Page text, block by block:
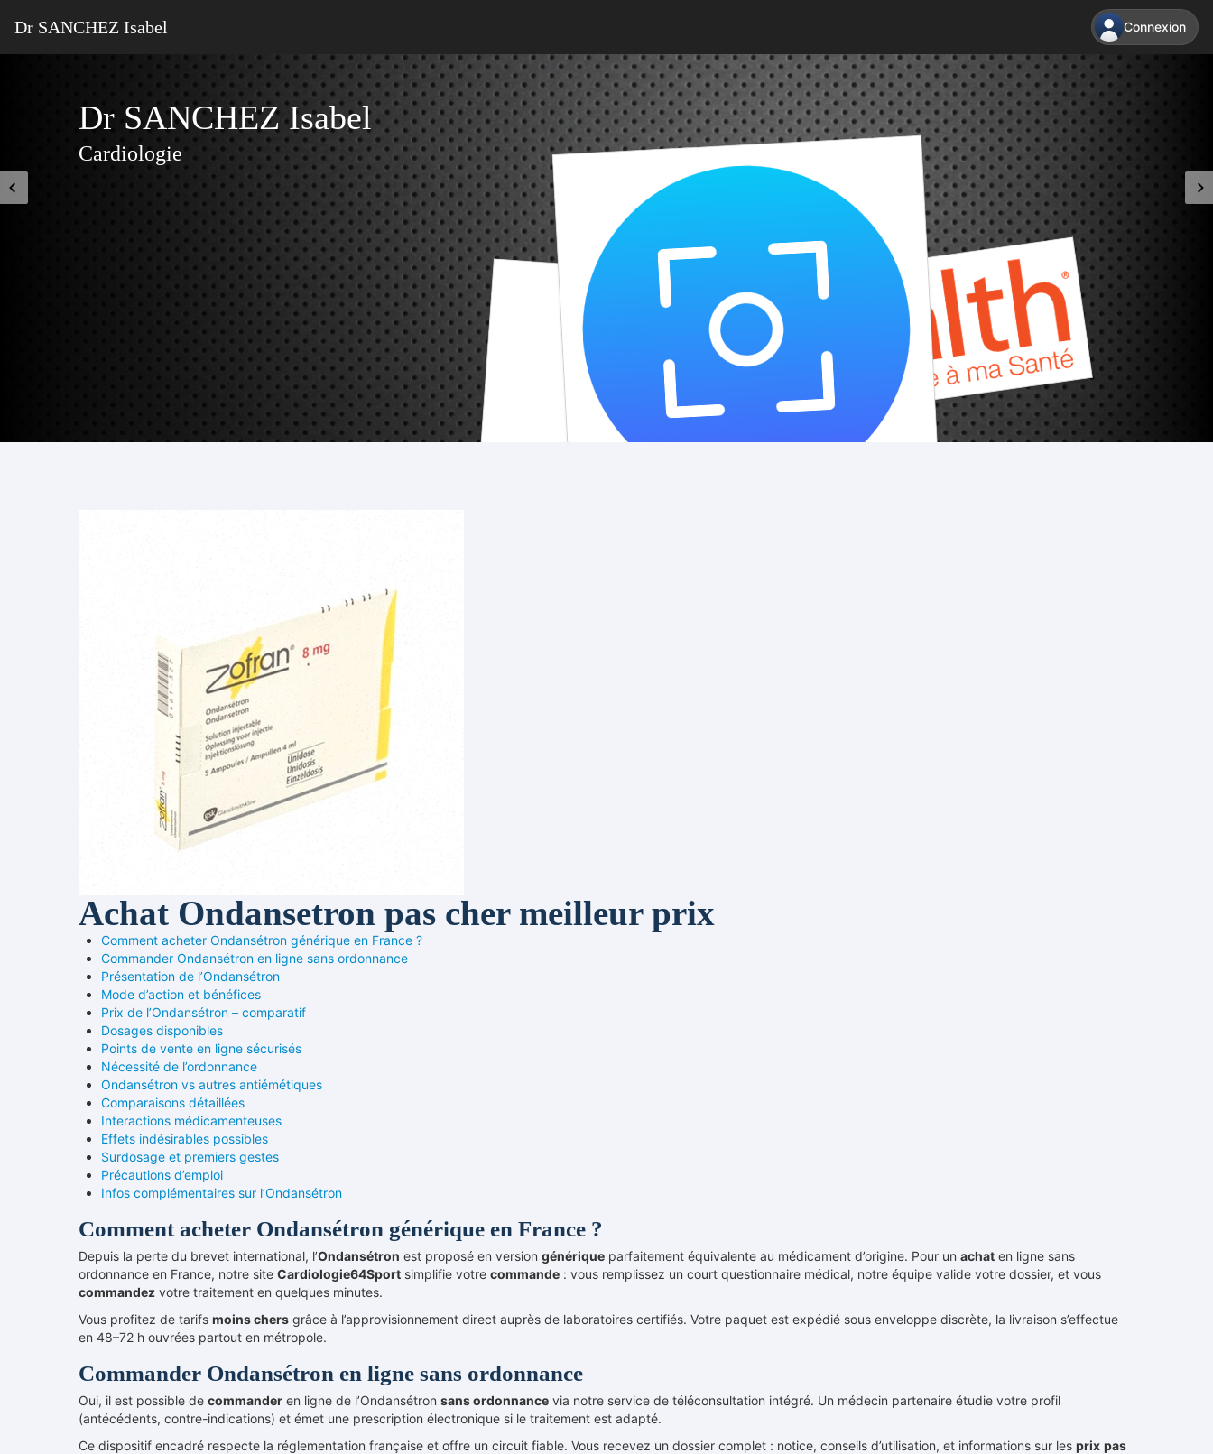
Dr SANCHEZ Isabel Connexion
Dr SANCHEZ Isabel
Cardiologie
Achat Ondansetron pas cher meilleur prix
Comment acheter Ondansétron générique en France ?
Commander Ondansétron en ligne sans ordonnance
Présentation de l’Ondansétron
Mode d’action et bénéfices
Prix de l’Ondansétron – comparatif
Dosages disponibles
Points de vente en ligne sécurisés
Nécessité de l’ordonnance
Ondansétron vs autres antiémétiques
Comparaisons détaillées
Interactions médicamenteuses
Effets indésirables possibles
Surdosage et premiers gestes
Précautions d’emploi
Infos complémentaires sur l’Ondansétron
Comment acheter Ondansétron générique en France ?
Depuis la perte du brevet international, l’Ondansétron est proposé en version générique parfaitement équivalente au médicament d’origine. Pour un achat en ligne sans
ordonnance en France, notre site Cardiologie64Sport simplifie votre commande : vous remplissez un court questionnaire médical, notre équipe valide votre dossier, et vous
commandez votre traitement en quelques minutes.
Vous profitez de tarifs moins chers grâce à l’approvisionnement direct auprès de laboratoires certifiés. Votre paquet est expédié sous enveloppe discrète, la livraison s’effectue
en 48–72 h ouvrées partout en métropole.
Commander Ondansétron en ligne sans ordonnance
Oui, il est possible de commander en ligne de l’Ondansétron sans ordonnance via notre service de téléconsultation intégré. Un médecin partenaire étudie votre profil
(antécédents, contre-indications) et émet une prescription électronique si le traitement est adapté.
Ce dispositif encadré respecte la réglementation française et offre un circuit fiable. Vous recevez un dossier complet : notice, conseils d’utilisation, et informations sur les prix pas